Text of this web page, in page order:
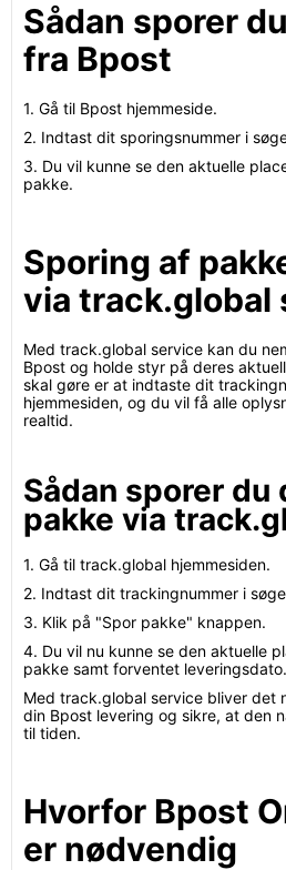
Sådan sporer
fra Bpost
1. Gå til Bpost hjemmeside.
2. Indtast dit sporingsnummer i
3. Du vil kunne se den aktuelle
pakke.
Sporing af
via track.global
Med track.global service kan du
Bpost og holde styr på deres
skal gøre er at indtaste dit
hjemmesiden, og du vil få alle
realtid.
Sådan sporer du
pakke via
1. Gå til track.global hjemmesiden.
2. Indtast dit trackingnummer i
3. Klik på "Spor pakke" knappen.
4. Du vil nu kunne se den aktuelle
pakke samt forventet leveringsdato.
Med track.global service bliver det
din Bpost levering og sikre, at den
til tiden.
Hvorfor Bpost
er nødvendig